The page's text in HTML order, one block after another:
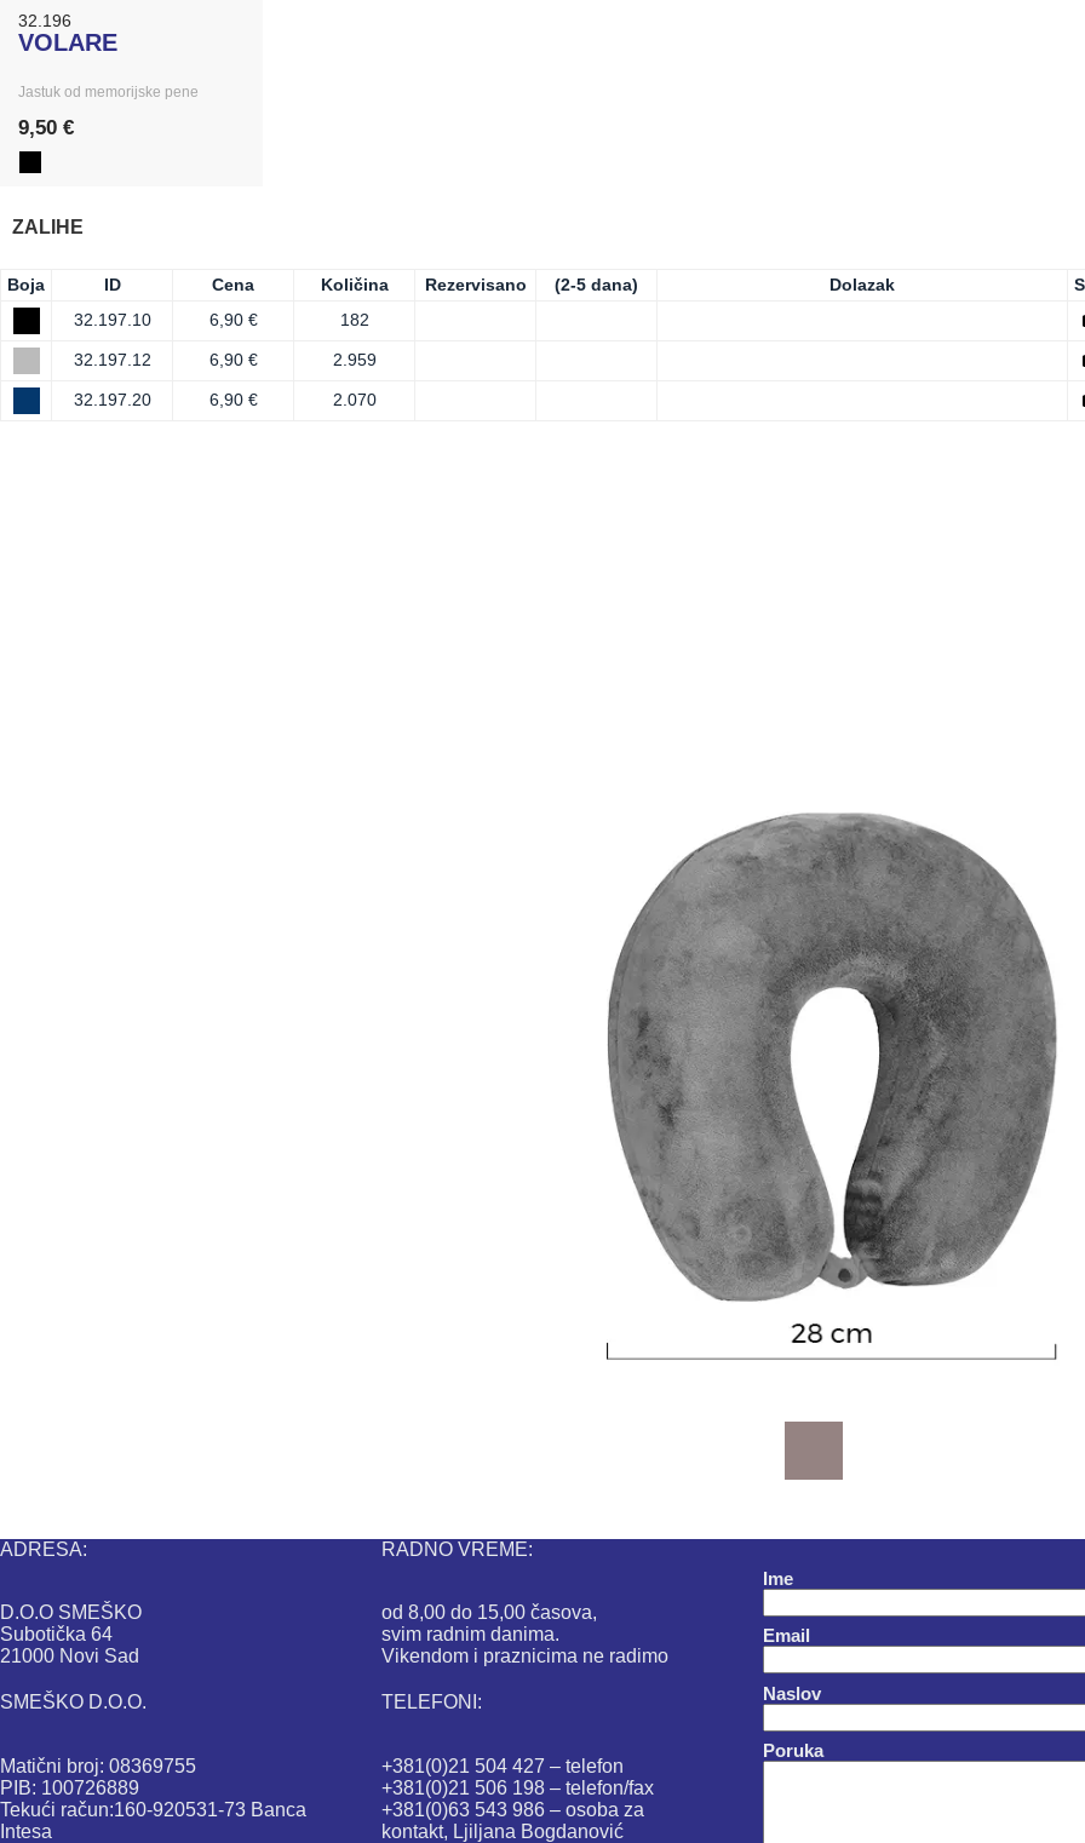
32.196
VOLARE
Jastuk od memorijske pene
9,50 €
ZALIHE
Boja ID Cena Količina Rezervisano (2-5 dana) Dolazak
32.197.10
6,90 € 182
32.197.12 6,90 € 2.959
32.197.20 6,90 € 2.070
ADRESA:
D.O.O SMEŠKO
Subotička 64
21000 Novi Sad
SMEŠKO D.O.O.
Matični broj: 08369755
PIB: 100726889
Tekući račun:160-920531-73 Banca
Intesa
RADNO VREME:
od 8,00 do 15,00 časova,
svim radnim danima.
Vikendom i praznicima ne radimo
TELEFONI:
+381(0)21 504 427 – telefon
+381(0)21 506 198 – telefon/fax
+381(0)63 543 986 – osoba za
kontakt, Ljiljana Bogdanović
Ime
Email
Naslov
Poruka